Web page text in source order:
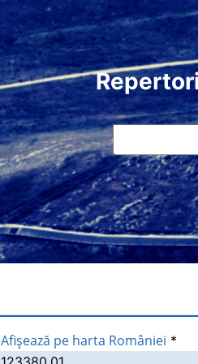
Afişează pe harta României *